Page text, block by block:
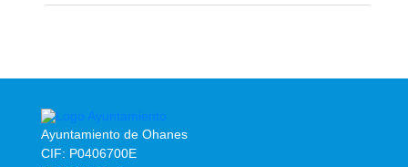
Ayuntamiento de Ohanes
CIF: P0406700E